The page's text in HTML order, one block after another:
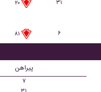
۲۰
۳۱
۸۱ ۶
پیراهن
۷